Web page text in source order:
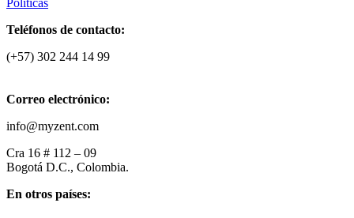
Teléfonos de contacto:
(+57) 302 244 14 99
Correo electrónico:
info@myzent.com
Cra 16 # 112 – 09
Bogotá D.C., Colombia.
En otros países: